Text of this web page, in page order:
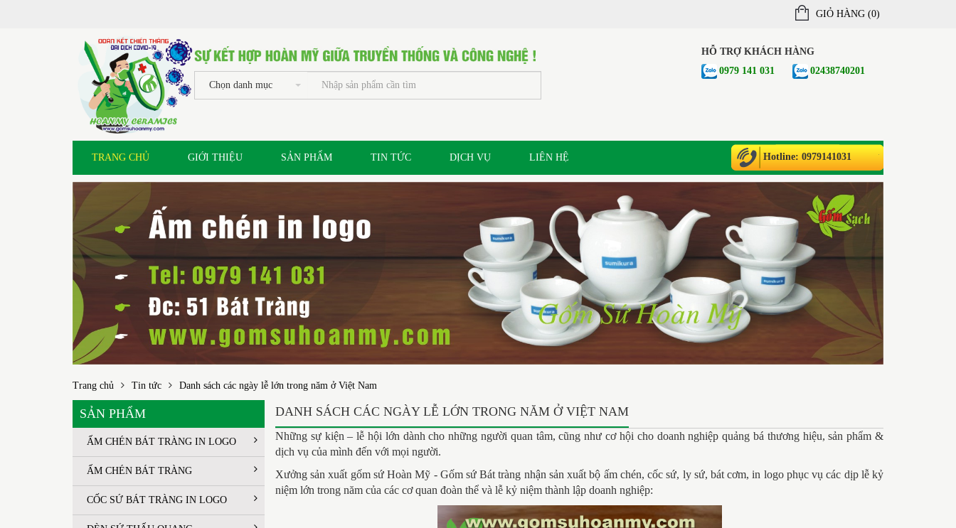
GIỎ HÀNG (0)
Chọn danh mục
HỖ TRỢ KHÁCH HÀNG
0979 141 031
02438740201
TRANG CHỦ GIỚI THIỆU SẢN PHẨM TIN TỨC DỊCH VỤ LIÊN HỆ Hotline: 0979141031
Trang chủ Tin tức Danh sách các ngày lễ lớn trong năm ở Việt Nam
SẢN PHẨM
ẤM CHÉN BÁT TRÀNG IN LOGO
ẤM CHÉN BÁT TRÀNG
CỐC SỨ BÁT TRÀNG IN LOGO
DANH SÁCH CÁC NGÀY LỄ LỚN TRONG NĂM Ở VIỆT NAM
Những sự kiện – lễ hội lớn dành cho những người quan tâm, cũng như cơ hội cho doanh nghiệp quảng bá thương hiệu, sản phẩm &
dịch vụ của mình đến với mọi người.
Xưởng sản xuất gốm sứ Hoàn Mỹ - Gốm sứ Bát tràng nhận sản xuất bộ ấm chén, cốc sứ, ly sứ, bát cơm, in logo phục vụ các dịp lễ kỷ
niệm lớn trong năm của các cơ quan đoàn thể và lễ kỷ niệm thành lập doanh nghiệp: